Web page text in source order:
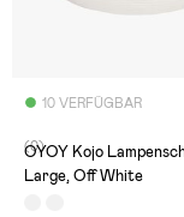
10 VERFÜGBAR
(0)
OYOY Kojo
Large, Off White